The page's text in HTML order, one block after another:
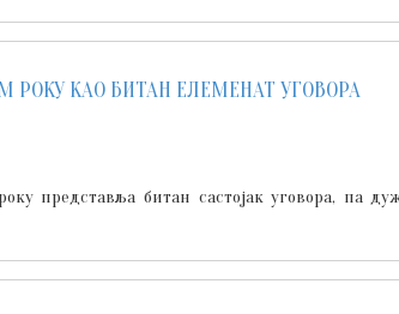
РОКУ КАО БИТАН ЕЛЕМЕНАТ УГОВОРА
представља битан састојак уговора, па